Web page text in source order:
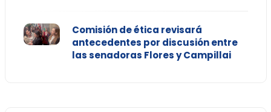
Comisión de ética revisará
antecedentes por discusión entre
las senadoras Flores y Campillai